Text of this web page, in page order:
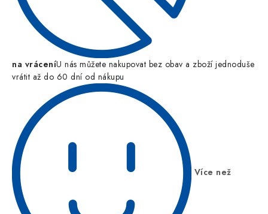
na vráceníU nás můžete nakupovat bez obav a zboží jednoduše
vrátit až do 60 dní od nákupu
Více než